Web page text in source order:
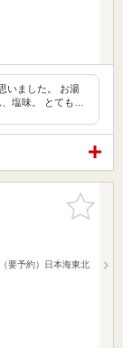
いました。 お湯
塩味。 とても…
お気に入
りに追加
要予約）日本海東北